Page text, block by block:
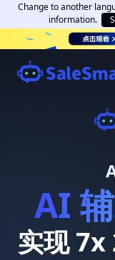
Change to another
information.
AI
实现 7x